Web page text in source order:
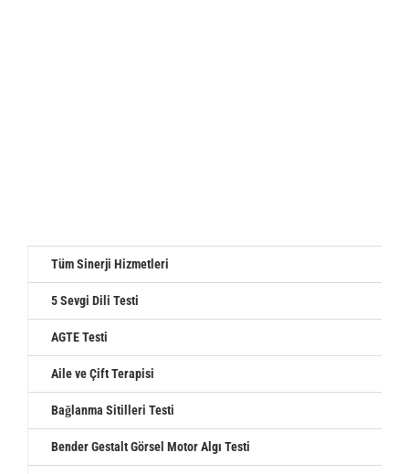
Tüm Sinerji Hizmetleri
5 Sevgi Dili Testi
AGTE Testi
Aile ve Çift Terapisi
Bağlanma Sitilleri Testi
Bender Gestalt Görsel Motor Algı Testi